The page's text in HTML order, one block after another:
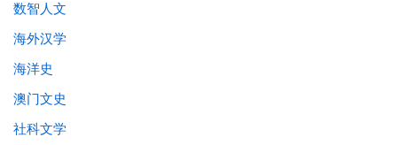
数智人文
海外汉学
海洋史
澳门文史
社科文学